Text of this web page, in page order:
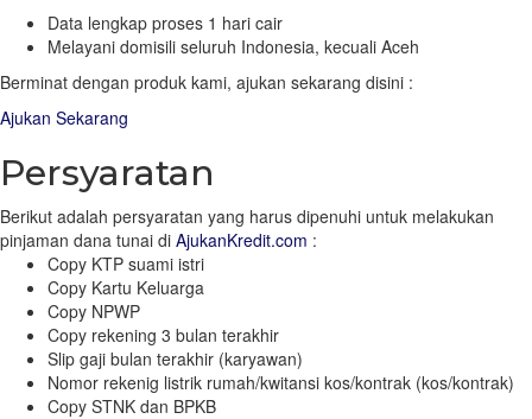
Data lengkap proses 1 hari cair
Melayani domisili seluruh Indonesia, kecuali Aceh
Berminat dengan produk kami, ajukan sekarang disini :
Ajukan Sekarang
Persyaratan
Berikut adalah persyaratan yang harus dipenuhi untuk melakukan
pinjaman dana tunai di AjukanKredit.com :
Copy KTP suami istri
Copy Kartu Keluarga
Copy NPWP
Copy rekening 3 bulan terakhir
Slip gaji bulan terakhir (karyawan)
Nomor rekenig listrik rumah/kwitansi kos/kontrak (kos/kontrak)
Copy STNK dan BPKB